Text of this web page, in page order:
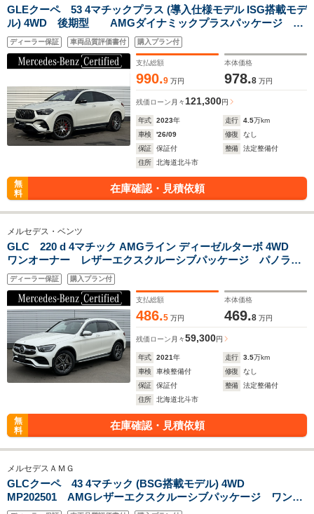
GLEクーペ 53 4マチックプラス (導入仕様モデル ISG搭載モデ
ル) 4WD 後期型 AMGダイナミックプラスパッケージ パ
ノラミックスライディングルーフ Burmesterサラウンド ナ
ッパレザー:ブラック ダイヤモンドホワイト シートベンチレ
ーション
ディーラー保証 車両品質評価書付 購入プラン付
支払総額
990.9 万円
本体価格
978.8 万円
残価ローン 月々 121,300円
年式 2023年 走行 4.5万km
車検
'26/09 修復
なし
保証
保証付 整備
法定整備付
住所
北海道北斗市
無
料
在庫確認・見積依頼
メルセデス・ベンツ
GLC 220 d 4マチック AMGライン ディーゼルターボ 4WD
ワンオーナー レザーエクスクルーシブパッケージ パノラミ
ックスライディグルーフ ランニングボード Burmesterサラ
ウンド エアバランスPKG AIR BODY CONTROLサスペンシ
ョン シートベンチレーション
ディーラー保証 購入プラン付
支払総額
486.5 万円
本体価格
469.8 万円
残価ローン 月々59,300円
年式 2021年 走行 3.5万km
車検
車検整備付 修復
なし
保証
保証付 整備
法定整備付
住所
北海道北斗市
無
料
在庫確認・見積依頼
メルセデスＡＭＧ
GLCクーペ 43 4マチック (BSG搭載モデル) 4WD
MP202501 AMGレザーエクスクルーシブパッケージ ワンオ
ーナー パノラミックスライディングルーフ Burmesterサラ